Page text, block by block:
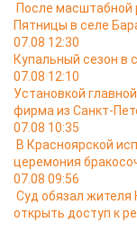
После масштабной
Пятницы в селе
07.08 12:30
Купальный сезон в
07.08 12:10
Установкой
фирма из Санкт-
07.08 10:35
В Красноярской
церемония
07.08 09:56
Суд обязал жителя
открыть доступ к